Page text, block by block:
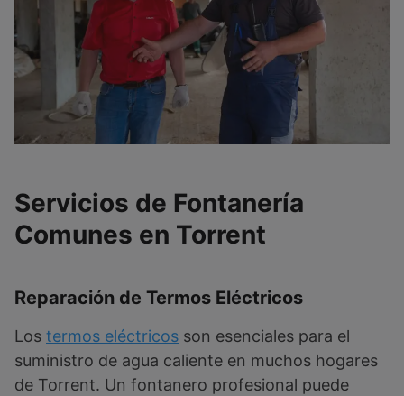
Servicios de Fontanería
Comunes en Torrent
Reparación de Termos Eléctricos
Los termos eléctricos son esenciales para el
suministro de agua caliente en muchos hogares
de Torrent. Un fontanero profesional puede